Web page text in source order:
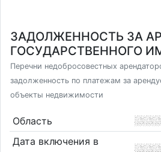
ЗАДОЛЖЕННОСТЬ ЗА
ГОСУДАРСТВЕННОГО
Перечни недобросовестных
задолженность по платежам за
объекты недвижимости
Область
Дата включения в